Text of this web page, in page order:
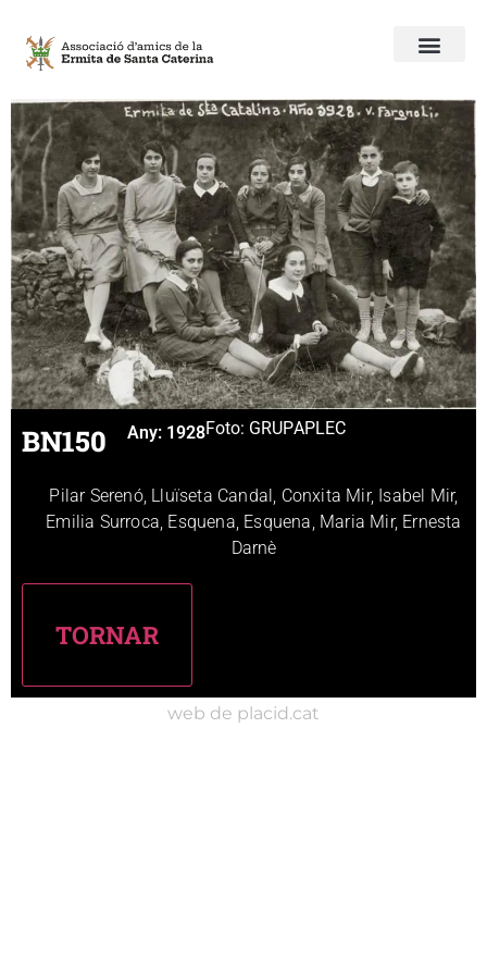
BN150 Any: 1928Foto: GRUPAPLEC
Pilar Serenó, Lluïseta Candal, Conxita Mir, Isabel Mir,
Emilia Surroca, Esquena, Esquena, Maria Mir, Ernesta
Darnè
web de placid.cat